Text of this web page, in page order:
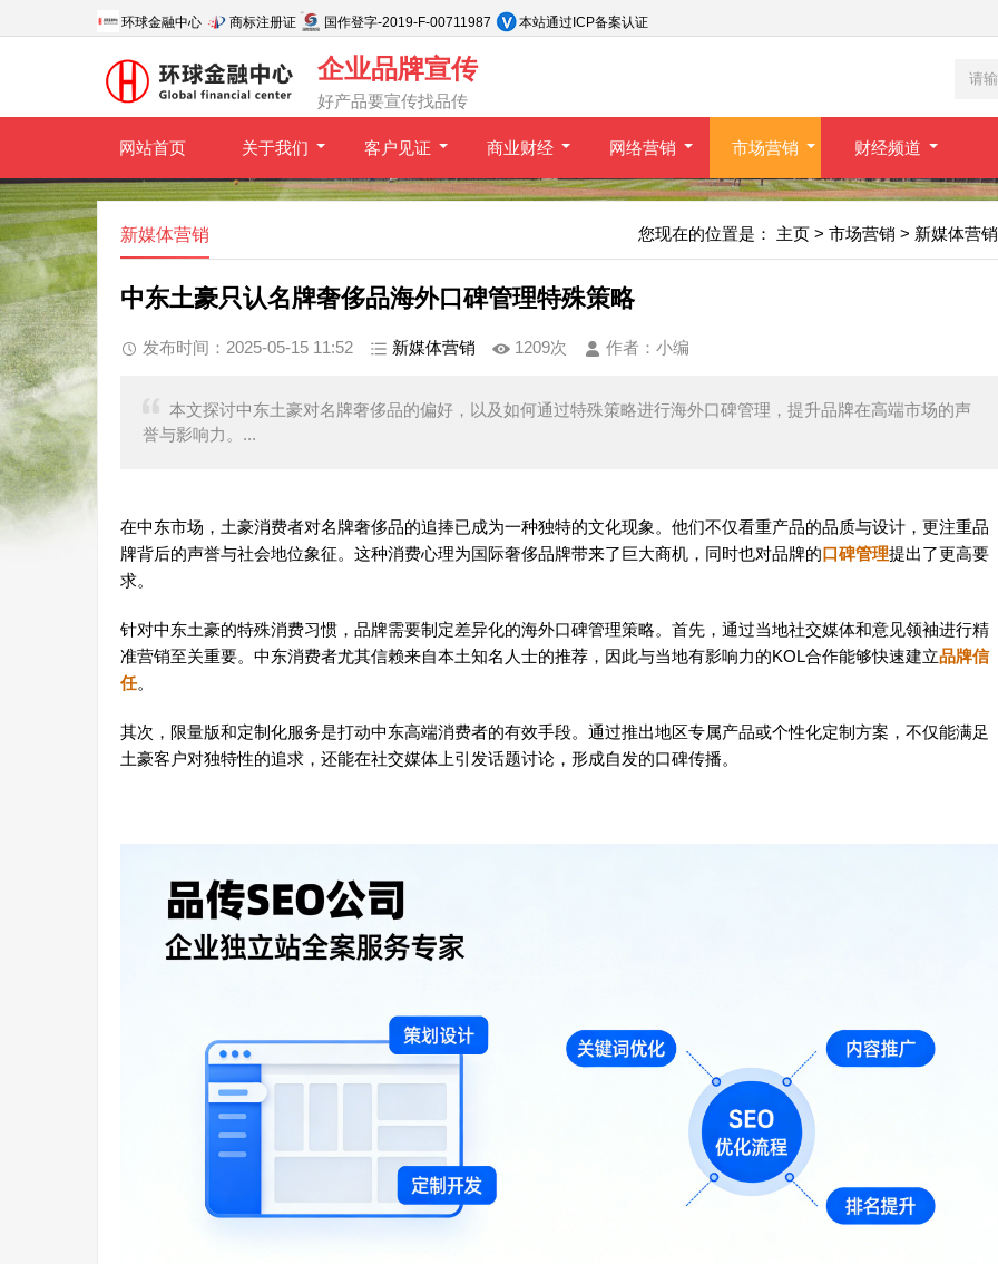
环球金融中心 商标注册证 国作登字-2019-F-00711987 本站通过ICP备案认证
企业品牌宣传
好产品要宣传找品传
网站首页 关于我们 客户见证 商业财经 网络营销 市场营销 财经频道
您现在的位置是： 主页 > 市场营销 > 新媒体营销
新媒体营销
中东土豪只认名牌奢侈品海外口碑管理特殊策略
发布时间：2025-05-15 11:52 新媒体营销 1209次 作者： 小编
本文探讨中东土豪对名牌奢侈品的偏好，以及如何通过特殊策略进行海外口碑管理，提升品牌在高端市场的声
誉与影响力。...
在中东市场，土豪消费者对名牌奢侈品的追捧已成为一种独特的文化现象。他们不仅看重产品的品质与设计，更注重品
牌背后的声誉与社会地位象征。这种消费心理为国际奢侈品牌带来了巨大商机，同时也对品牌的口碑管理提出了更高要
求。
针对中东土豪的特殊消费习惯，品牌需要制定差异化的海外口碑管理策略。首先，通过当地社交媒体和意见领袖进行精
准营销至关重要。中东消费者尤其信赖来自本土知名人士的推荐，因此与当地有影响力的KOL合作能够快速建立品牌信
任。
其次，限量版和定制化服务是打动中东高端消费者的有效手段。通过推出地区专属产品或个性化定制方案，不仅能满足
土豪客户对独特性的追求，还能在社交媒体上引发话题讨论，形成自发的口碑传播。